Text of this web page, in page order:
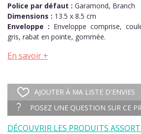
Police par défaut : Garamond, Branch
Dimensions : 13.5 x 8.5 cm
Enveloppe : Enveloppe comprise,
gris, rabat en pointe, gommée.
En savoir +
AJOUTER À MA LISTE D'ENVIES
POSEZ UNE QUESTION SUR CE
DÉCOUVRIR LES PRODUITS